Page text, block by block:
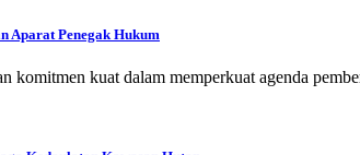
Aparat Penegak Hukum
komitmen kuat dalam memperkuat agenda